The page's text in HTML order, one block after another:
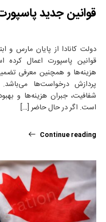
قوانین جدید پاسپورت
قوانین پاسپورت اعمال
هزینه‌ها و همچنین معرفی
پردازش درخواست‌ها
شفافیت، جبران هزینه‌ها و
است. اگر در حال حاضر […]
Continue reading